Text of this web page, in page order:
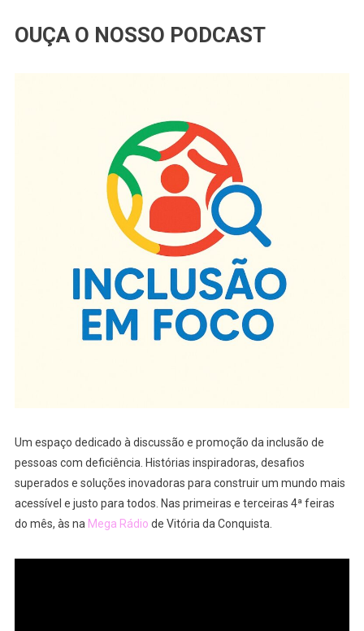
OUÇA O NOSSO PODCAST
Um espaço dedicado à discussão e promoção da inclusão de
pessoas com deficiência. Histórias inspiradoras, desafios
superados e soluções inovadoras para construir um mundo mais
acessível e justo para todos. Nas primeiras e terceiras 4ª feiras
do mês, às na Mega Rádio de Vitória da Conquista.